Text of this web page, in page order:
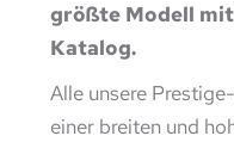
größte Modell
Katalog.
Alle unsere
einer breiten und